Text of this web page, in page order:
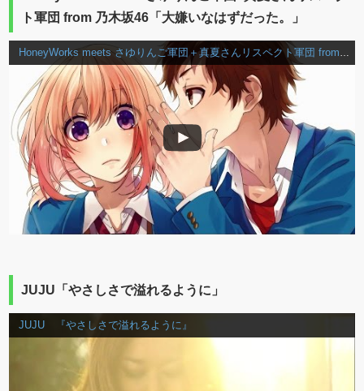
ト軍団 from 乃木坂46「大嫌いなはずだった。」
JUJU「やさしさで溢れるように」
JUJU 『やさしさで溢れるように』